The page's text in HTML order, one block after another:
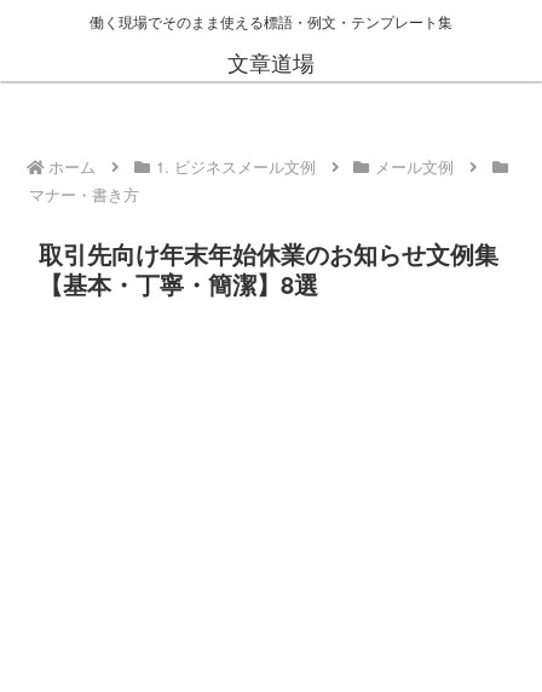
働く現場でそのまま使える標語・例文・テンプレート集
文章道場
ホーム 1. ビジネスメール文例
メール文例
マナー・書き方
取引先向け年末年始休業のお知らせ文例集
【基本・丁寧・簡潔】8選